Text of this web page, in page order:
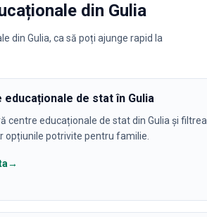
din Gulia
din Gulia, ca să poți ajunge rapid la
educaționale de stat în Gulia
centre educaționale de stat din Gulia și
opțiunile potrivite pentru familie.
→